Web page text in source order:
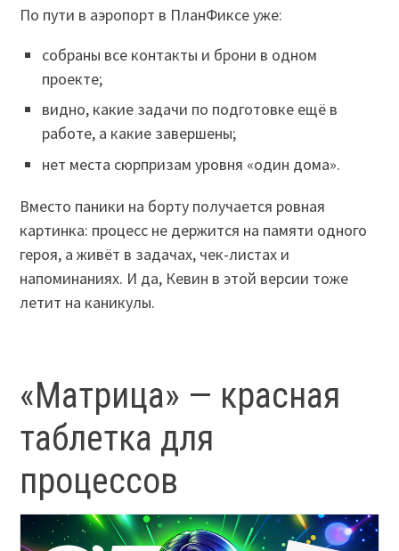
По пути в аэропорт в ПланФиксе уже:
собраны все контакты и брони в одном
проекте;
видно, какие задачи по подготовке ещё в
работе, а какие завершены;
нет места сюрпризам уровня «один дома».
Вместо паники на борту получается ровная
картинка: процесс не держится на памяти одного
героя, а живёт в задачах, чек-листах и
напоминаниях. И да, Кевин в этой версии тоже
летит на каникулы.
«Матрица» — красная
таблетка для
процессов